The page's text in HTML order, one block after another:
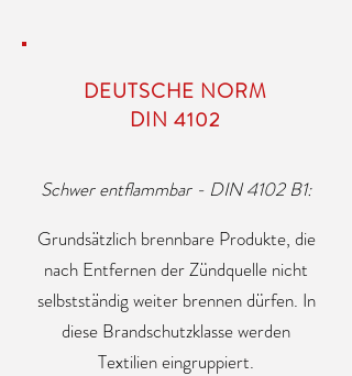
DEUTSCHE NORM
DIN 4102
Schwer entflammbar - DIN 4102 B1:
Grundsätzlich brennbare Produkte, die
nach Entfernen der Zündquelle nicht
selbstständig weiter brennen dürfen. In
diese Brandschutzklasse werden
Textilien eingruppiert.